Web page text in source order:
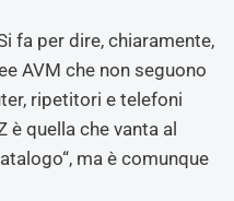
fa per dire, chiaramente,
AVM che non seguono
ripetitori e telefoni
è quella che vanta al
ma è comunque